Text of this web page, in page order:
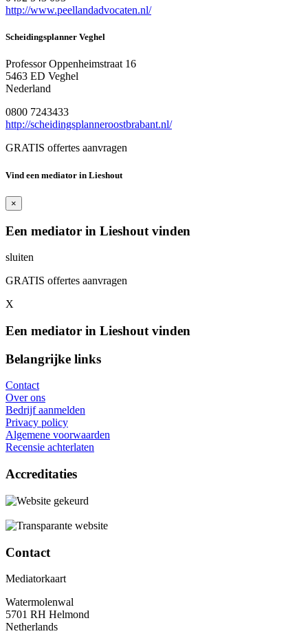
http://www.peellandadvocaten.nl/
Scheidingsplanner Veghel
Professor Oppenheimstraat 16
5463 ED Veghel
Nederland
0800 7243433
http://scheidingsplanneroostbrabant.nl/
GRATIS offertes aanvragen
Vind een mediator in Lieshout
×
Een mediator in Lieshout vinden
sluiten
GRATIS offertes aanvragen
X
Een mediator in Lieshout vinden
Belangrijke links
Contact
Over ons
Bedrijf aanmelden
Privacy policy
Algemene voorwaarden
Recensie achterlaten
Accreditaties
Contact
Mediatorkaart
Watermolenwal
5701 RH Helmond
Netherlands